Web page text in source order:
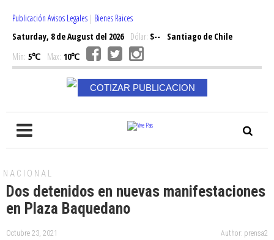
Publicación Avisos Legales | Bienes Raices
Saturday, 8 de August del 2026Dólar: $--
Santiago de Chile
Min: 5℃ Max: 10℃
COTIZAR PUBLICACION
NACIONAL
Dos detenidos en nuevas manifestaciones
en Plaza Baquedano
Octubre 23, 2021 Author: prensa2